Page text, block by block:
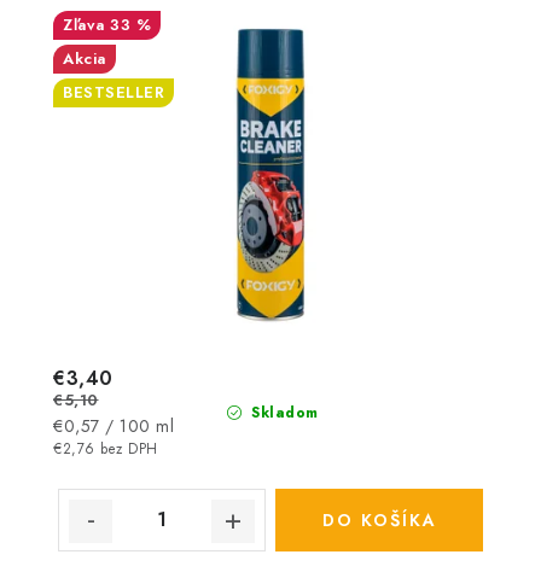
33 %
Akcia
BESTSELLER
Skladom
€2,76 bez DPH
€3,40
€5,10
Jednotková
cena:
€0,57 / 100 ml
DO KOŠÍKA